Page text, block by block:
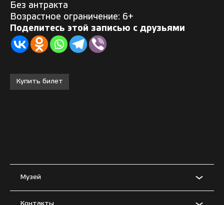
Без антракта
Возрастное ограничение: 6+
Поделитесь этой записью с друзьями
Купить билет
Музей